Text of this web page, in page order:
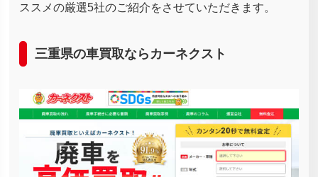
ススメの厳選5社のご紹介をさせていただきます。
三重県の車買取ならカーネクスト